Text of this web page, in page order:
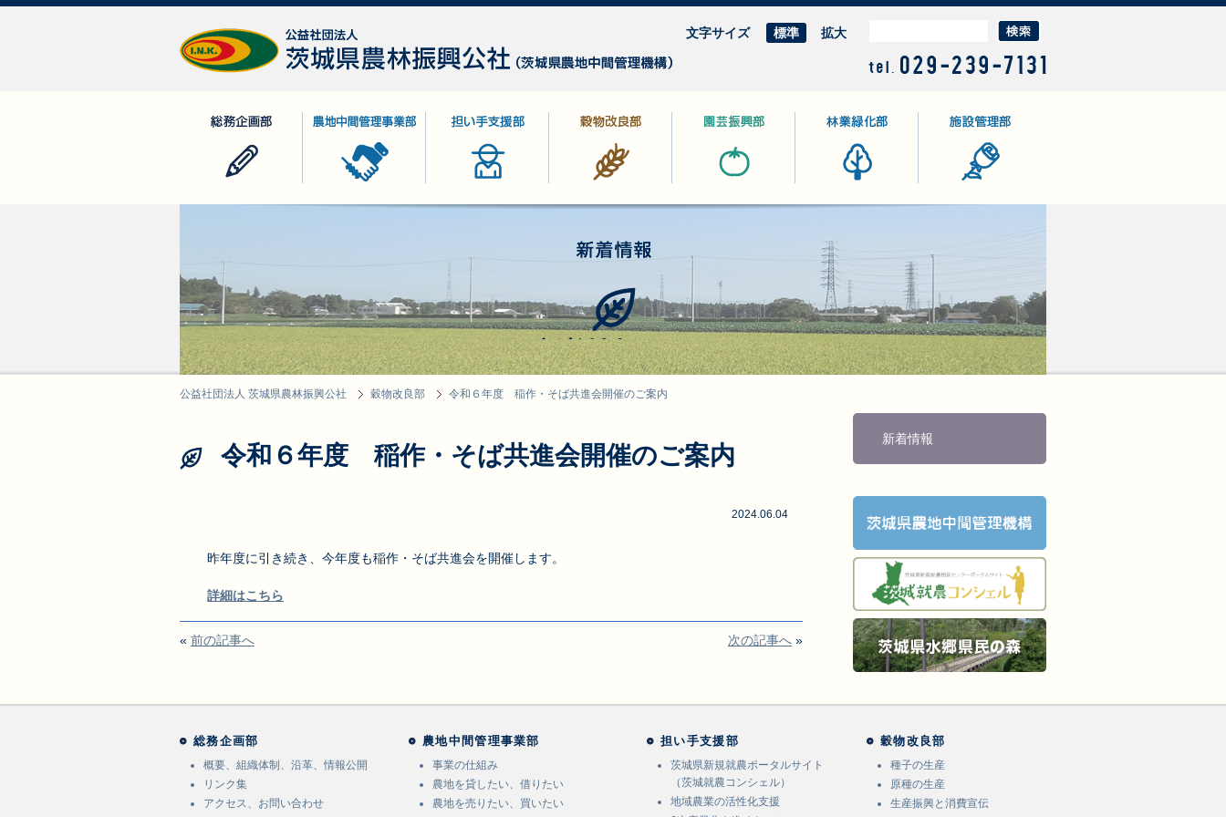
文字サイズ 標準 拡大
新着情報
公益社団法人 茨城県農林振興公社 穀物改良部 令和６年度 稲作・そば共進会開催のご案内
令和６年度 稲作・そば共進会開催のご案内
2024.06.04
昨年度に引き続き、今年度も稲作・そば共進会を開催します。
詳細はこちら
« 前の記事へ 次の記事へ »
新着情報
総務企画部
概要、組織体制、沿革、情報公開
リンク集
アクセス、お問い合わせ
農地中間管理事業部
事業の仕組み
農地を貸したい、借りたい
農地を売りたい、買いたい
担い手支援部
茨城県新規就農ポータルサイト
（茨城就農コンシェル）
地域農業の活性化支援
穀物改良部
種子の生産
原種の生産
生産振興と消費宣伝